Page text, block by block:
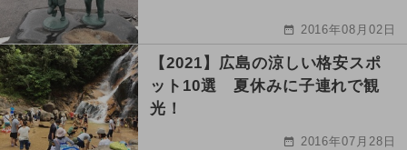
2016年08月02日
【2021】広島の涼しい格安スポ
ット10選 夏休みに子連れで観
光！
2016年07月28日